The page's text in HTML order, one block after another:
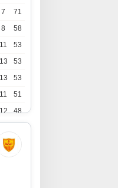
7
71
8
58
11
53
13
53
13
53
11
51
48
11